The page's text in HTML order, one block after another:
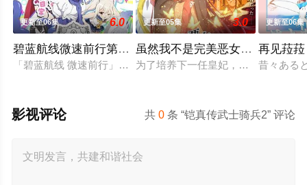
更新至06集 6.0
碧蓝航线微速前行第二季
「碧蓝航线 微速前行」第2季制作决定。
更新至05集 3.0
虽然我不是完美恶女～雏宫蝶鼠
为了培养下一任皇妃，从五大名门
更新至06集
再见菈菈
昔々ある
共0 条 “铠真传武士骑兵2” 评论
影视评论